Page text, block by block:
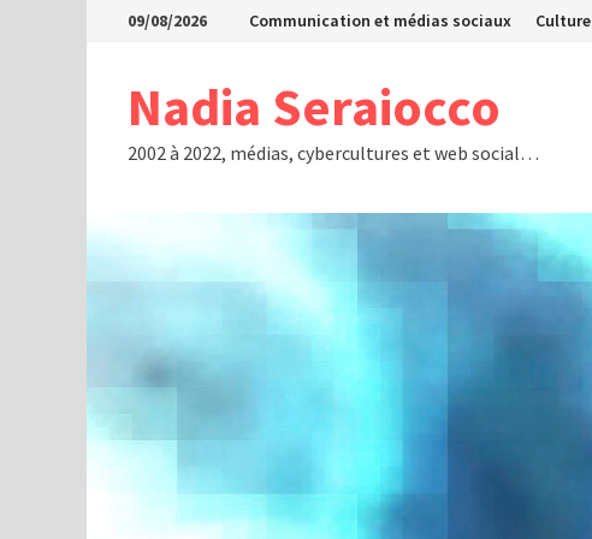
Passer09/08/2026 Communication et médias sociaux Culture
Nadia Seraiocco
2002 à 2022, médias, cybercultures et web social…